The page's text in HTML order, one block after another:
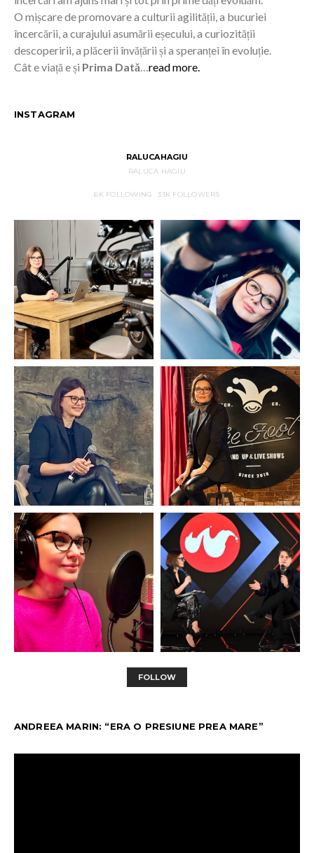
O mișcare de promovare a culturii agilității, a bucuriei
încercării, a curajului asumării eșecului, a curiozității
descoperirii, a plăcerii învățării și a speranței în evoluție.
Cât e viață e și Prima Dată…read more.
INSTAGRAM
RALUCAHAGIU
RALUCA HAGIU
6KFOLLOWING 33K FOLLOWERS
FOLLOW
ANDREEA MARIN: “ERA O PRESIUNE PREA MARE”